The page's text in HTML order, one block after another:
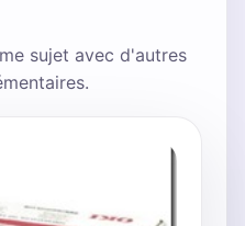
sujet avec d'autres